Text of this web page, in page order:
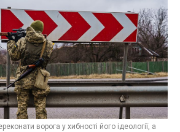
ворога у хибності його ідеології, а